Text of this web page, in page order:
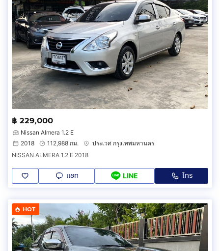
฿ 229,000
Nissan Almera 1.2 E
2018
112,988 กม.
ประเวศ กรุงเทพมหานคร
NISSAN ALMERA 1.2 E 2018
แชท LINE โทร
HOT